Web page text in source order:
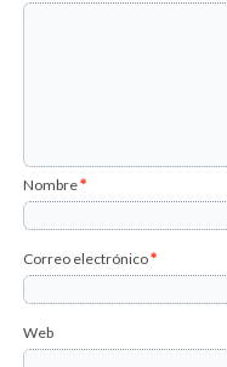
Nombre*
Correo electrónico*
Web